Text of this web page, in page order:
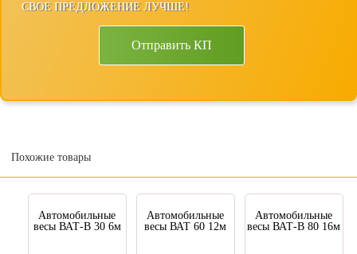
СВОЕ ПРЕДЛОЖЕНИЕ ЛУЧШЕ!
Отправить КП
Похожие товары
Автомобильные
весы ВАТ-В 30 6м
Автомобильные
весы ВАТ 60 12м
Автомобильные
весы ВАТ-В 80 16м